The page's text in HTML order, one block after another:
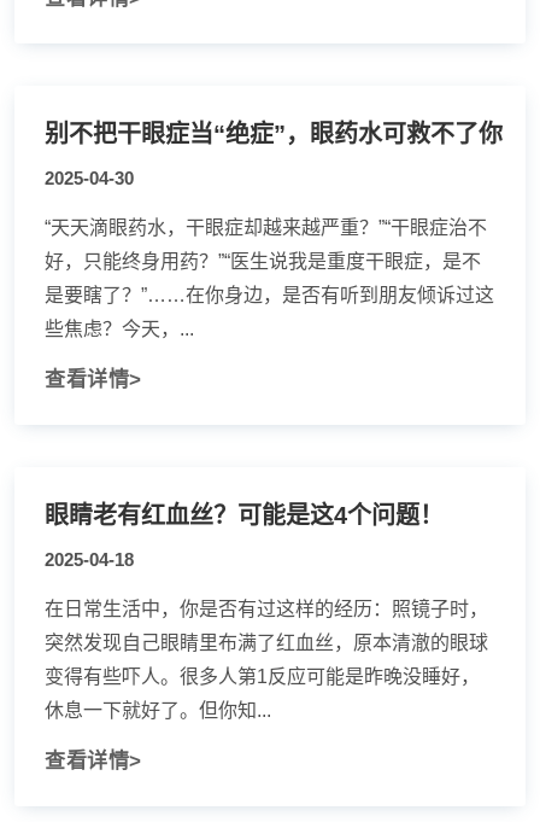
别不把干眼症当“绝症”，眼药水可救不了你
2025-04-30
“天天滴眼药水，干眼症却越来越严重？”“干眼症治不
好，只能终身用药？”“医生说我是重度干眼症，是不
是要瞎了？”……在你身边，是否有听到朋友倾诉过这
些焦虑？今天，...
查看详情>
眼睛老有红血丝？可能是这4个问题！
2025-04-18
在日常生活中，你是否有过这样的经历：照镜子时，
突然发现自己眼睛里布满了红血丝，原本清澈的眼球
变得有些吓人。很多人第1反应可能是昨晚没睡好，
休息一下就好了。但你知...
查看详情>